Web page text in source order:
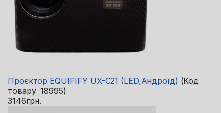
Проєктор EQUIPIFY UX-C21 (LED,Андроїд) (Код
товару: 18995)
3146грн.